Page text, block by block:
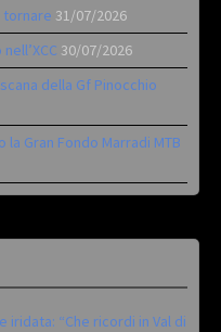
tornare 31/07/2026
30/07/2026
della Gf Pinocchio
Gran Fondo Marradi MTB
iridata: “Che ricordi in Val di